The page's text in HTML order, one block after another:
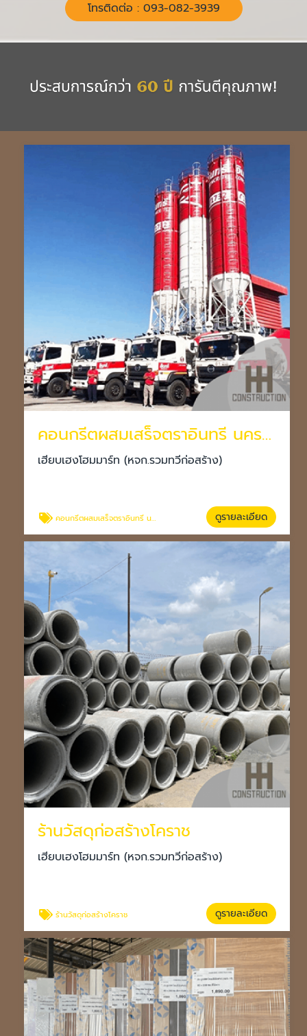
โทรติดต่อ : 093-082-3939
คอนกรีตผสมเสร็จตราอินทรี นครราชสีมา
เฮียบเฮงโฮมมาร์ท (หจก.รวมทวีก่อสร้าง)
คอนกรีตผสมเสร็จตราอินทรี นครราชสีมา ดูรายละเอียด
ร้านวัสดุก่อสร้างโคราช
เฮียบเฮงโฮมมาร์ท (หจก.รวมทวีก่อสร้าง)
ร้านวัสดุก่อสร้างโคราช ดูรายละเอียด